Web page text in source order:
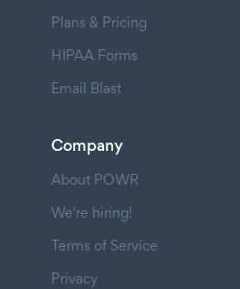
Plans & Pricing
HIPAA Forms
Email Blast
Company
About POWR
We're hiring!
Terms of Service
Privacy